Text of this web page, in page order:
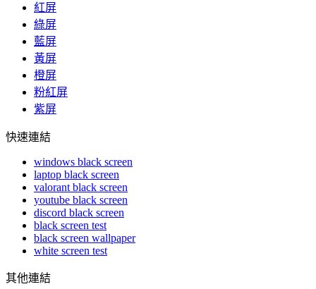
紅屏
綠屏
藍屏
黃屏
橙屏
粉紅屏
紫屏
快速連結
windows black screen
laptop black screen
valorant black screen
youtube black screen
discord black screen
black screen test
black screen wallpaper
white screen test
其他連結